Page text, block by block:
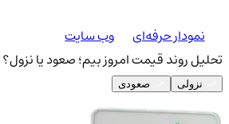
نمودار حرفه‌ای
وب سایت
تحلیل روند قیمت امروز بیم؛ صعود یا نزول؟
نزولی صعودی